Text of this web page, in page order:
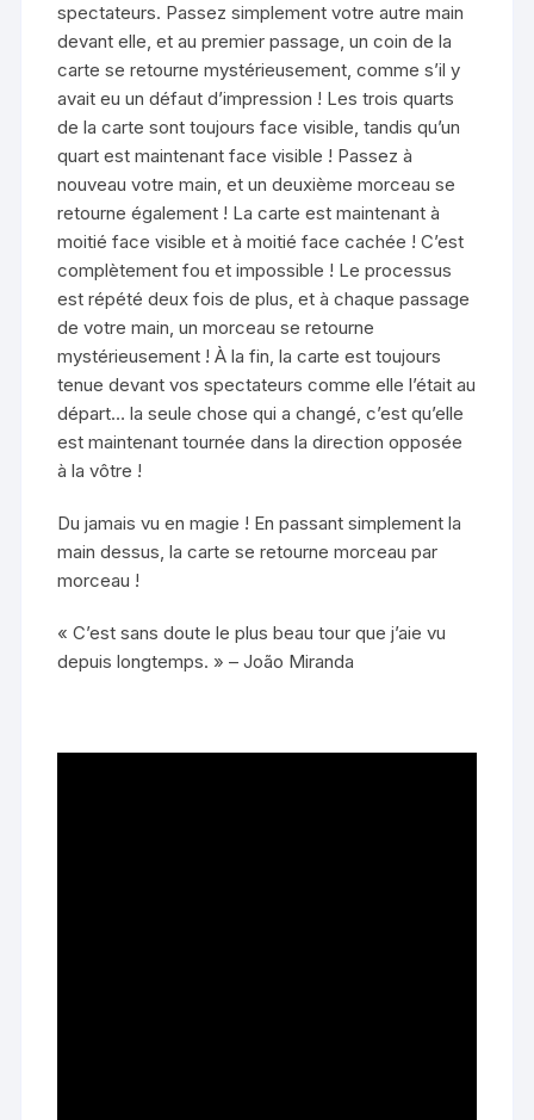
spectateurs. Passez simplement votre autre main
devant elle, et au premier passage, un coin de la
carte se retourne mystérieusement, comme s’il y
avait eu un défaut d’impression ! Les trois quarts
de la carte sont toujours face visible, tandis qu’un
quart est maintenant face visible ! Passez à
nouveau votre main, et un deuxième morceau se
retourne également ! La carte est maintenant à
moitié face visible et à moitié face cachée ! C’est
complètement fou et impossible ! Le processus
est répété deux fois de plus, et à chaque passage
de votre main, un morceau se retourne
mystérieusement ! À la fin, la carte est toujours
tenue devant vos spectateurs comme elle l’était au
départ… la seule chose qui a changé, c’est qu’elle
est maintenant tournée dans la direction opposée
à la vôtre !
Du jamais vu en magie ! En passant simplement la
main dessus, la carte se retourne morceau par
morceau !
« C’est sans doute le plus beau tour que j’aie vu
depuis longtemps. » – João Miranda